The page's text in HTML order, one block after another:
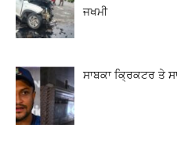
ਜਖਮੀ
ਸਾਬਕਾ ਕ੍ਰਿਕਟਰ ਤੇ